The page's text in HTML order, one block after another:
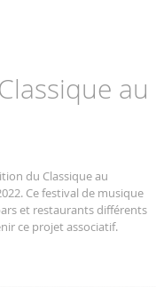
au
du Classique au
Ce festival de musique
et restaurants différents
ce projet associatif.